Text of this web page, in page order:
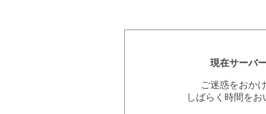
現在サーバ
ご迷惑をおか
しばらく時間を